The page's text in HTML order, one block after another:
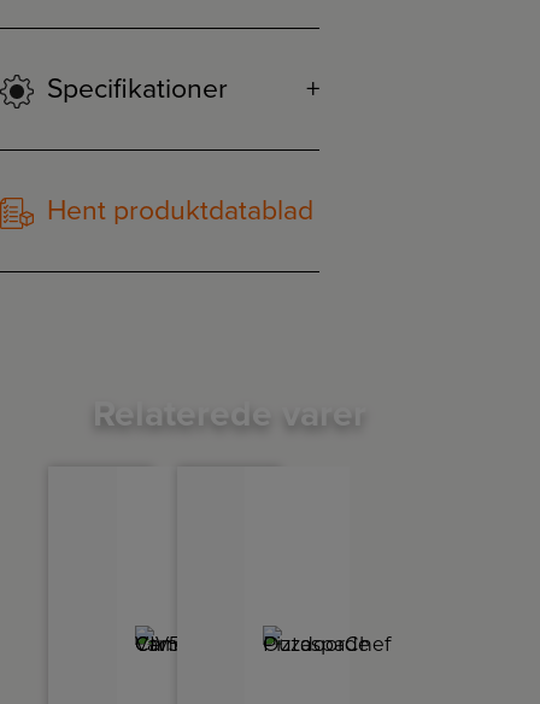
Specifikationer
Hent produktdatablad
Relaterede varer